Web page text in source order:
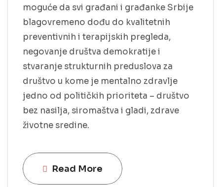
moguće da svi građani i građanke Srbije
blagovremeno dođu do kvalitetnih
preventivnih i terapijskih pregleda,
negovanje društva demokratije i
stvaranje strukturnih preduslova za
društvo u kome je mentalno zdravlje
jedno od političkih prioriteta – društvo
bez nasilja, siromaštva i gladi, zdrave
životne sredine.
Read More